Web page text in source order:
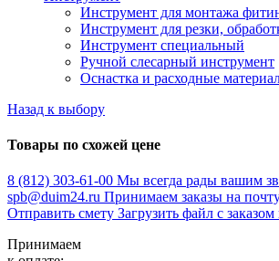
Инструмент для монтажа
Инструмент для резки,
Инструмент специальный
Ручной слесарный инструмент
Оснастка и расходные
Назад к выбору
Товары по схожей цене
8 (812) 303-61-00 Мы всегда рады вашим
spb@duim24.ru Принимаем заказы на
Отправить смету Загрузить файл с
Принимаем